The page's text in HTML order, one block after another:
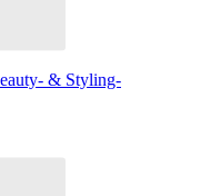
& Styling-